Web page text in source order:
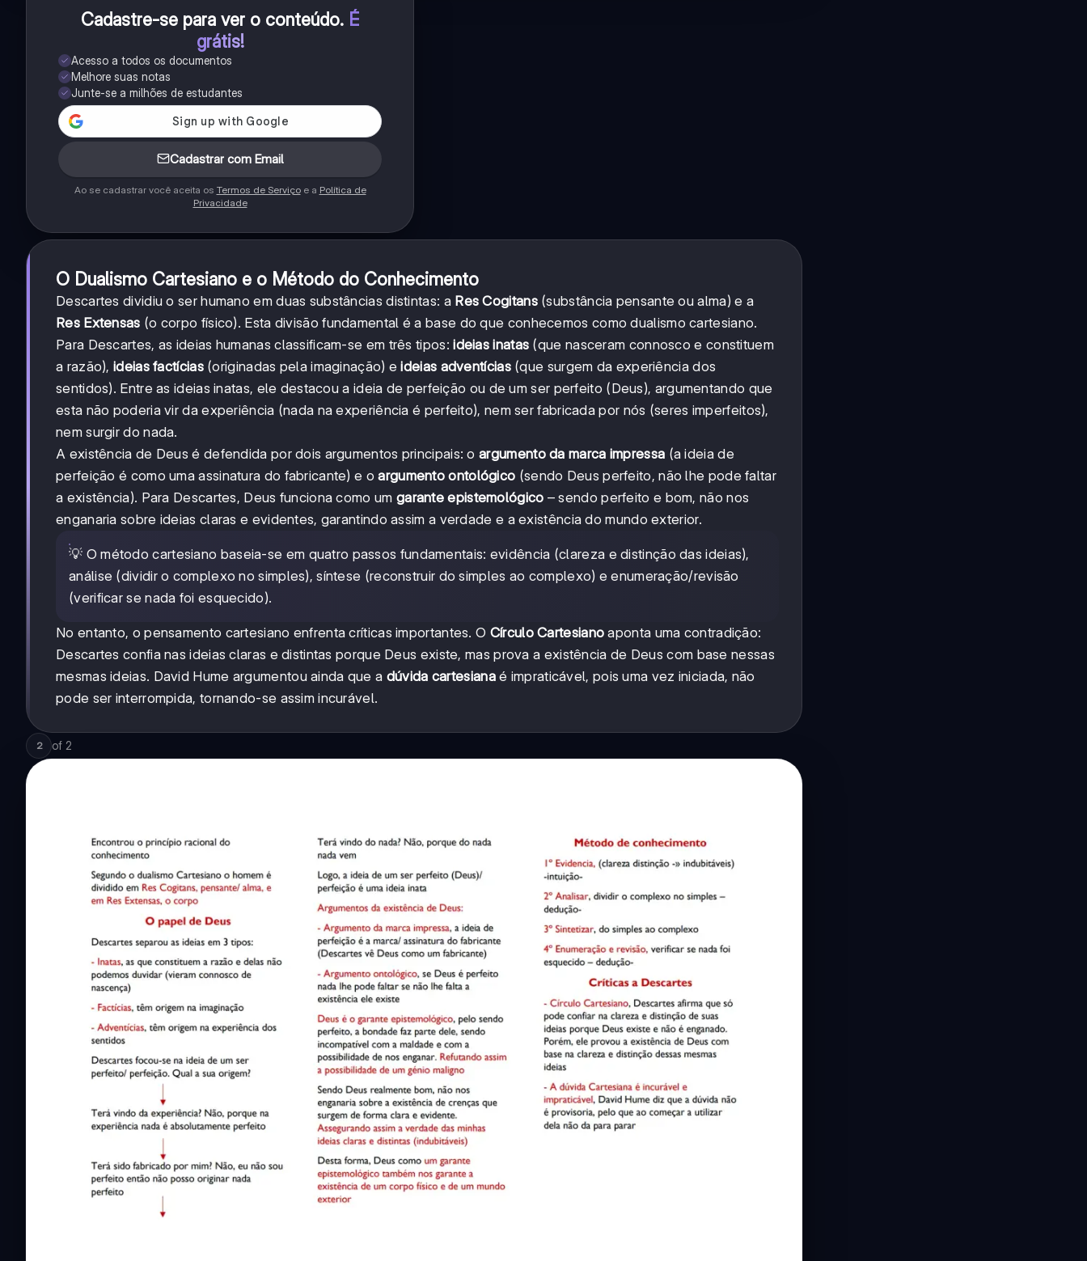
Cadastre-se para ver o conteúdo. É
grátis!
Acesso a todos os documentos
Melhore suas notas
Junte-se a milhões de estudantes
Cadastrar com Email
Ao se cadastrar você aceita os Termos de Serviçoe a Política de
Privacidade
O Dualismo Cartesiano e o Método do Conhecimento
Descartes dividiu o ser humano em duas substâncias distintas: a Res Cogitans(substância pensante ou alma) e a
Res Extensas (o corpo físico). Esta divisão fundamental é a base do que conhecemos como dualismo cartesiano.
Para Descartes, as ideias humanas classificam-se em três tipos:ideias inatas (que nasceram connosco e constituem
a razão), ideias factícias(originadas pela imaginação) eideias adventícias(que surgem da experiência dos
sentidos). Entre as ideias inatas, ele destacou a ideia de perfeição ou de um ser perfeito (Deus), argumentando que
esta não poderia vir da experiência (nada na experiência é perfeito), nem ser fabricada por nós (seres imperfeitos),
nem surgir do nada.
A existência de Deus é defendida por dois argumentos principais: oargumento da marca impressa (a ideia de
perfeição é como uma assinatura do fabricante) e oargumento ontológico (sendo Deus perfeito, não lhe pode faltar
a existência). Para Descartes, Deus funciona como um garante epistemológico – sendo perfeito e bom, não nos
enganaria sobre ideias claras e evidentes, garantindo assim a verdade e a existência do mundo exterior.
💡 O método cartesiano baseia-se em quatro passos fundamentais: evidência (clareza e distinção das ideias),
análise (dividir o complexo no simples), síntese (reconstruir do simples ao complexo) e enumeração/revisão
(verificar se nada foi esquecido).
No entanto, o pensamento cartesiano enfrenta críticas importantes. O Círculo Cartesiano aponta uma contradição:
Descartes confia nas ideias claras e distintas porque Deus existe, mas prova a existência de Deus com base nessas
mesmas ideias. David Hume argumentou ainda que a dúvida cartesianaé impraticável, pois uma vez iniciada, não
pode ser interrompida, tornando-se assim incurável.
2 of 2